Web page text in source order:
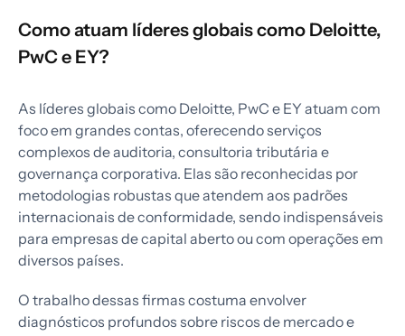
Como atuam líderes globais como Deloitte,
PwC e EY?
As líderes globais como Deloitte, PwC e EY atuam com
foco em grandes contas, oferecendo serviços
complexos de auditoria, consultoria tributária e
governança corporativa. Elas são reconhecidas por
metodologias robustas que atendem aos padrões
internacionais de conformidade, sendo indispensáveis
para empresas de capital aberto ou com operações em
diversos países.
O trabalho dessas firmas costuma envolver
diagnósticos profundos sobre riscos de mercado e